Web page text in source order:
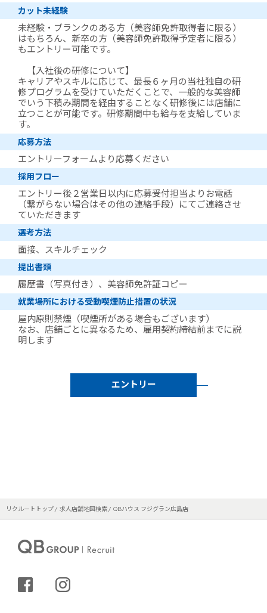
カット未経験
未経験・ブランクのある方（美容師免許取得者に限る）
はもちろん、新卒の方（美容師免許取得予定者に限る）
もエントリー可能です。
【入社後の研修について】
キャリアやスキルに応じて、最長６ヶ月の当社独自の研
修プログラムを受けていただくことで、一般的な美容師
でいう下積み期間を経由することなく研修後には店舗に
立つことが可能です。研修期間中も給与を支給していま
す。
応募方法
エントリーフォームより応募ください
採用フロー
エントリー後２営業日以内に応募受付担当よりお電話
（繋がらない場合はその他の連絡手段）にてご連絡させ
ていただきます
選考方法
面接、スキルチェック
提出書類
履歴書（写真付き）、美容師免許証コピー
就業場所における受動喫煙防止措置の状況
屋内原則禁煙（喫煙所がある場合もございます）
なお、店舗ごとに異なるため、雇用契約締結前までに説
明します
エントリー
リクルートトップ 求人店舗地図検索 QBハウス フジグラン広島店
シェアする